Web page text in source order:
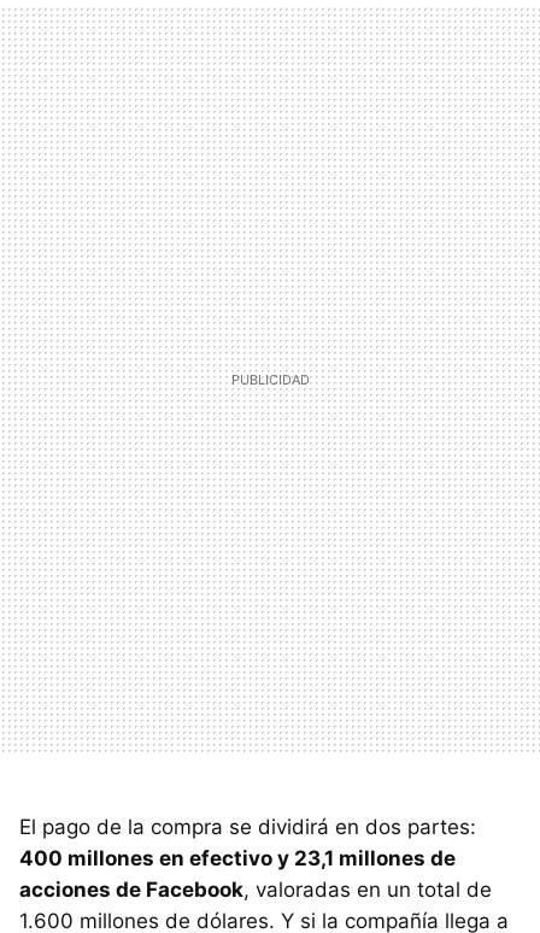
El pago de la compra se dividirá en dos partes:
400 millones en efectivo y 23,1 millones de
acciones de Facebook, valoradas en un total de
1.600 millones de dólares. Y si la compañía llega a